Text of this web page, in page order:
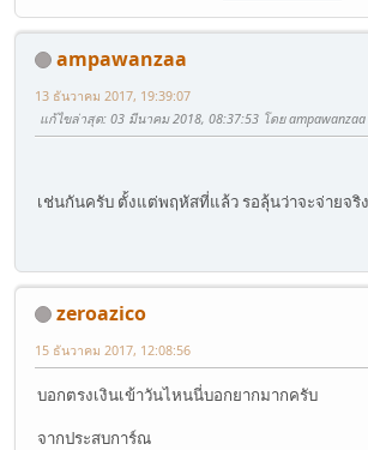
ampawanzaa
13 ธันวาคม 2017, 19:39:07
แก้ไขล่าสุด: 03 มีนาคม 2018, 08:37:53 โดย ampawanzaa
เช่นกันครับ ตั้งแต่พฤหัสที่แล้ว รอลุ้นว่าจะจ่ายจริ
zeroazico
15 ธันวาคม 2017, 12:08:56
บอกตรงเงินเข้าวันไหนนี่บอกยากมากครับ
จากประสบการ์ณ